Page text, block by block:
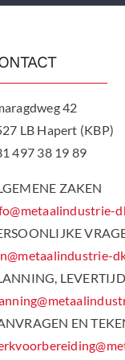
42
LB Hapert (KBP)
497 38 19 89
ZAKEN
EN